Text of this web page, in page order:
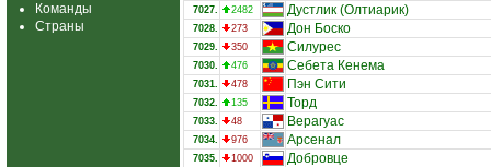
Команды
Страны
7027. 2482 Дустлик (Олтиарик)
7028. 273 Дон Боско
7029. 350 Силурес
7030. 476 Себета Кенема
7031. 478 Пэн Сити
7032. 135 Торд
7033. 48 Верагуас
7034. 976 Арсенал
7035. 1000 Добровце